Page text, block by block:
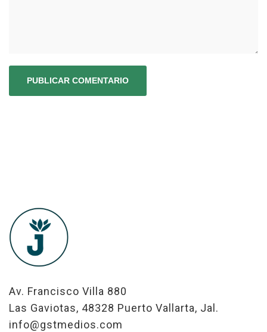
Av. Francisco Villa 880
Las Gaviotas, 48328 Puerto Vallarta, Jal.
info@gstmedios.com